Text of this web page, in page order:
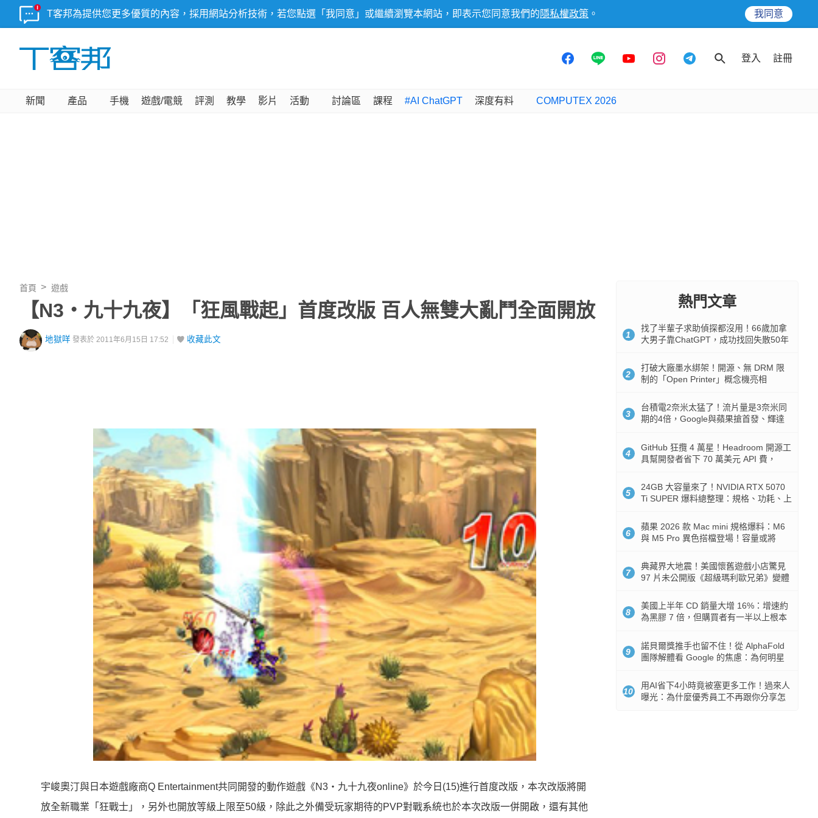
T客邦為提供您更多優質的內容，採用網站分析技術，若您點選「我同意」或繼續瀏覽本網站，即表示您同意我們的 隱私權政策 。 我同意
登入 註冊
新聞 產品 手機 遊戲/電競 評測 教學 影片 活動 討論區 課程 #AI ChatGPT 深度有料 COMPUTEX 2026
首頁 遊戲
【N3‧九十九夜】「狂風戰起」首度改版 百人無雙大亂鬥全面開放
地獄咩 發表於 2011年6月15日 17:52 收藏此文
宇峻奧汀與日本遊戲廠商Q Entertainment共同開發的動作遊戲《N3‧九十九夜online》於今日(15)進行首度改版，本次改版將開
放全新職業「狂戰士」，另外也開放等級上限至50級，除此之外備受玩家期待的PVP對戰系統也於本次改版一併開啟，還有其他
熱門文章
1
找了半輩子求助偵探都沒用！66歲加拿
大男子靠ChatGPT，成功找回失散50年
2
打破大廠墨水綁架！開源、無 DRM 限
制的「Open Printer」概念機亮相
3
台積電2奈米太猛了！流片量是3奈米同
期的4倍，Google與蘋果搶首發、輝達
4
GitHub 狂攬 4 萬星！Headroom 開源工
具幫開發者省下 70 萬美元 API 費，
5
24GB 大容量來了！NVIDIA RTX 5070
Ti SUPER 爆料總整理：規格、功耗、上
6
蘋果 2026 款 Mac mini 規格爆料：M6
與 M5 Pro 異色搭檔登場！容量或將
7
典藏界大地震！美國懷舊遊戲小店驚見
97 片未公開版《超級瑪利歐兄弟》變體
8
美國上半年 CD 銷量大增 16%：增速約
為黑膠 7 倍，但購買者有一半以上根本
9
諾貝爾獎推手也留不住！從 AlphaFold
團隊解體看 Google 的焦慮：為何明星
10
用AI省下4小時竟被塞更多工作！過來人
曝光：為什麼優秀員工不再跟你分享怎